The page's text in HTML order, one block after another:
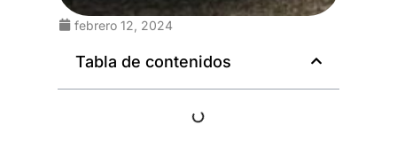
febrero 12, 2024
Tabla de contenidos